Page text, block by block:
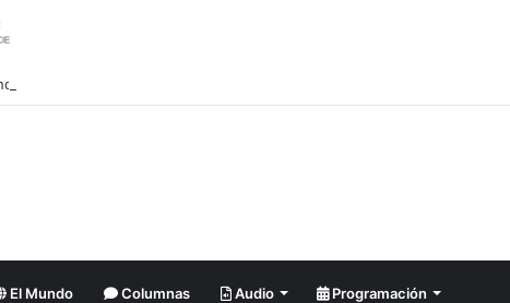
de Ormuz solo abrirá si EE. UU. acepta condiciones de Irán
El Mundo Columnas Audio Programación